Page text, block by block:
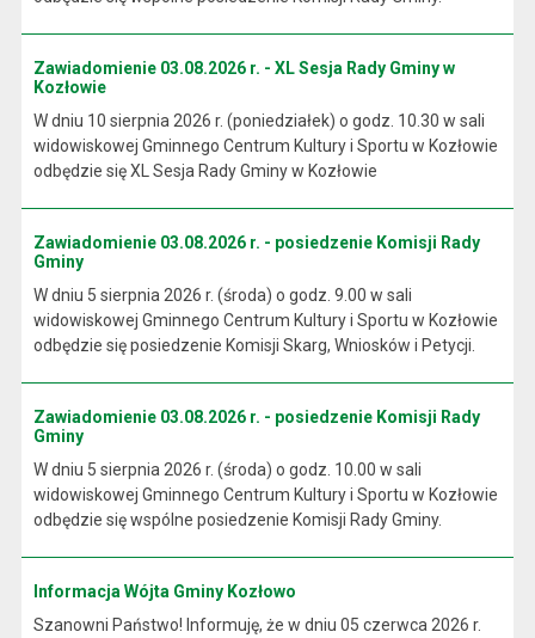
Zawiadomienie 03.08.2026 r. - XL Sesja Rady Gminy w
Kozłowie
W dniu 10 sierpnia 2026 r. (poniedziałek) o godz. 10.30 w sali
widowiskowej Gminnego Centrum Kultury i Sportu w Kozłowie
odbędzie się XL Sesja Rady Gminy w Kozłowie
Zawiadomienie 03.08.2026 r. - posiedzenie Komisji Rady
Gminy
W dniu 5 sierpnia 2026 r. (środa) o godz. 9.00 w sali
widowiskowej Gminnego Centrum Kultury i Sportu w Kozłowie
odbędzie się posiedzenie Komisji Skarg, Wniosków i Petycji.
Zawiadomienie 03.08.2026 r. - posiedzenie Komisji Rady
Gminy
W dniu 5 sierpnia 2026 r. (środa) o godz. 10.00 w sali
widowiskowej Gminnego Centrum Kultury i Sportu w Kozłowie
odbędzie się wspólne posiedzenie Komisji Rady Gminy.
Informacja Wójta Gminy Kozłowo
Szanowni Państwo! Informuję, że w dniu 05 czerwca 2026 r.